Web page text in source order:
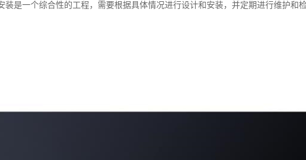
装是一个综合性的工程，需要根据具体情况进行设计和安装，并定期进行维护和